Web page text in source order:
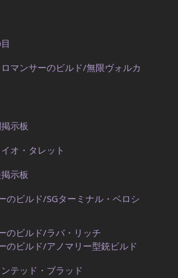
マンサーのビルド/無限ヴォルカ
示板
オ・タレット
示板
のビルド/SGターミナル・ベロシ
のビルド/ラバ・リッチ
のビルド/アノマリー型銃ビルド
テッド・ブラッド